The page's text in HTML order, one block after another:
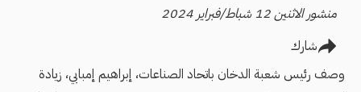
منشور الاثنين 12 شباط/فبراير 2024
شارك
وصف رئيس شعبة الدخان باتحاد الصناعات، إبراهيم إمبابي، زيادة